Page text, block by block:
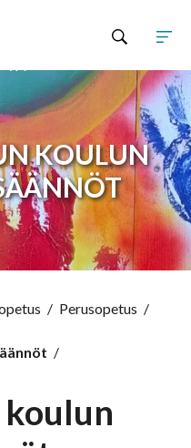
KOULUN
/ Perusopetus /
/